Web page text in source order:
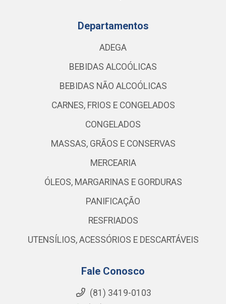
Departamentos
ADEGA
BEBIDAS ALCOÓLICAS
BEBIDAS NÃO ALCOÓLICAS
CARNES, FRIOS E CONGELADOS
CONGELADOS
MASSAS, GRÃOS E CONSERVAS
MERCEARIA
ÓLEOS, MARGARINAS E GORDURAS
PANIFICAÇÃO
RESFRIADOS
UTENSÍLIOS, ACESSÓRIOS E DESCARTÁVEIS
Fale Conosco
(81) 3419-0103